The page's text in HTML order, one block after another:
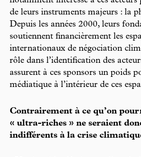
de leurs instruments majeurs : la
Depuis les années 2000, leurs
soutiennent financièrement les
internationaux de négociation
rôle dans l’identification des
assurent à ces sponsors un poids
médiatique à l’intérieur de ces
Contrairement à ce qu’on
« ultra-riches » ne seraient
indifférents à la crise